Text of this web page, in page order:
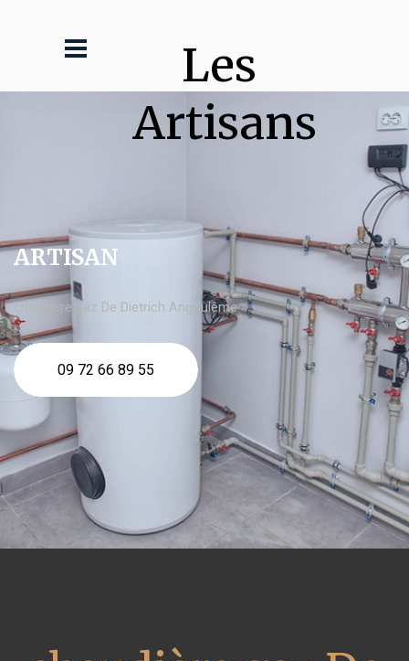
Les
Artisans
ARTISAN
chaudière gaz De Dietrich Angoulême
09 72 66 89 55